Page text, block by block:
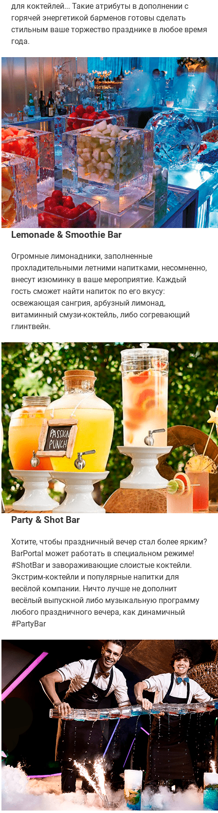
для коктейлей... Такие атрибуты в дополнении с
горячей энергетикой барменов готовы сделать
стильным ваше торжество празднике в любое время
года.
Lemonade & Smoothie Bar
Огромные лимонадники, заполненные
прохладительными летними напитками, несомненно,
внесут изюминку в ваше мероприятие. Каждый
гость сможет найти напиток по его вкусу:
освежающая сангрия, арбузный лимонад,
витаминный смузи-коктейль, либо согревающий
глинтвейн.
Party & Shot Bar
Хотите, чтобы праздничный вечер стал более ярким?
BarPortal может работать в специальном режиме!
#ShotBar и завораживающие слоистые коктейли.
Экстрим-коктейли и популярные напитки для
весёлой компании. Ничто лучше не дополнит
весёлый выпускной либо музыкальную программу
любого праздничного вечера, как динамичный
#PartyBar